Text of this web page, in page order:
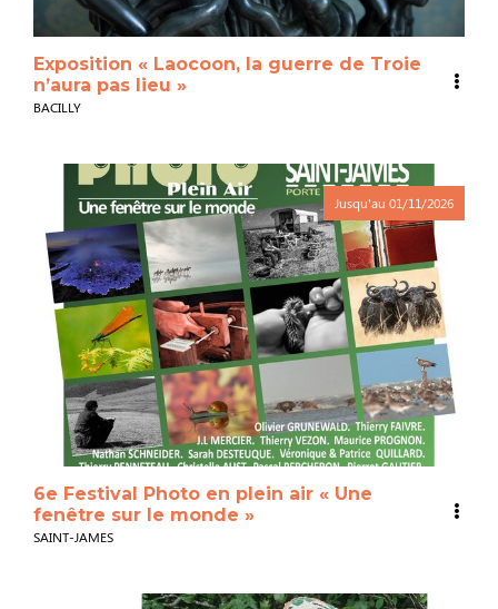
Exposition « Laocoon, la guerre de Troie
n’aura pas lieu »
BACILLY
Jusqu'au 01/11/2026
6e Festival Photo en plein air « Une
fenêtre sur le monde »
SAINT-JAMES